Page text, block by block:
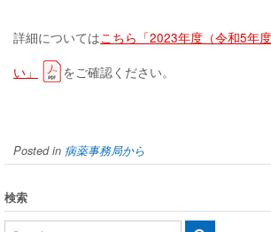
詳細についてはこちら「2023年度（令和5年
い」 をご確認ください。
Posted in 病薬事務局から
検索